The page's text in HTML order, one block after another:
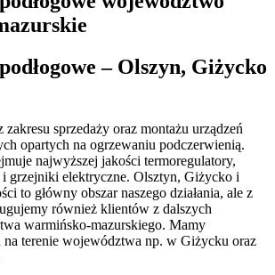
– Olszyn, Giżycko
zakresu sprzedaży oraz montażu urządzeń
opartych na ogrzewaniu podczerwienią.
najwyższej jakości termoregulatory,
grzejniki elektryczne. Olsztyn, Giżycko i
to główny obszar naszego działania, ale z
również klientów z dalszych
warmińsko-mazurskiego. Mamy
terenie województwa np. w Giżycku oraz